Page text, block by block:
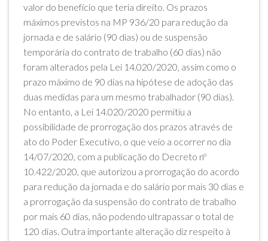
valor do benefício que teria direito. Os prazos
máximos previstos na MP 936/20 para redução da
jornada e de salário (90 dias) ou de suspensão
temporária do contrato de trabalho (60 dias) não
foram alterados pela Lei 14.020/2020, assim como o
prazo máximo de 90 dias na hipótese de adoção das
duas medidas para um mesmo trabalhador (90 dias).
No entanto, a Lei 14.020/2020 permitiu a
possibilidade de prorrogação dos prazos através de
ato do Poder Executivo, o que veio a ocorrer no dia
14/07/2020, com a publicação do Decreto nº
10.422/2020, que autorizou a prorrogação do acordo
para redução da jornada e do salário por mais 30 dias e
a prorrogação da suspensão do contrato de trabalho
por mais 60 dias, não podendo ultrapassar o total de
120 dias. Outra importante alteração diz respeito à